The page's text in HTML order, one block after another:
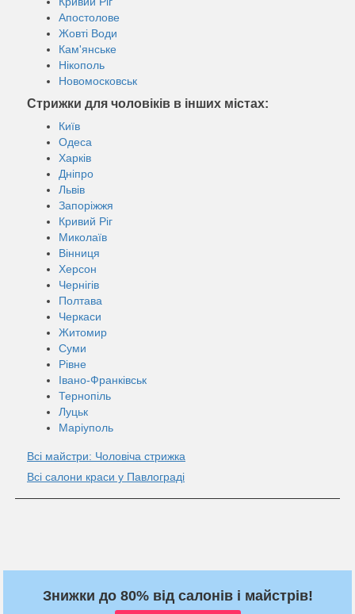
Апостолове
Жовті Води
Кам'янське
Нікополь
Новомосковськ
Стрижки для чоловіків в інших містах:
Київ
Одеса
Харків
Дніпро
Львів
Запоріжжя
Кривий Ріг
Миколаїв
Вінниця
Херсон
Чернігів
Полтава
Черкаси
Житомир
Суми
Рівне
Івано-Франківськ
Тернопіль
Луцьк
Маріуполь
Всі майстри: Чоловіча стрижка
Всі салони краси у Павлограді
Знижки до 80% від салонів і майстрів!